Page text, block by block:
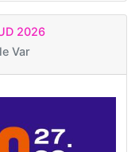
2026
Var